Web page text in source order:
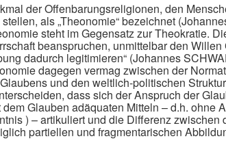
der Offenbarungsreligionen, den
als „Theonomie“ bezeichnet
steht im Gegensatz zur Theokratie.
beanspruchen, unmittelbar den
dadurch legitimieren“ (Johannes
dagegen vermag zwischen der
und den weltlich-politischen
dass sich der Anspruch der
Glauben adäquaten Mitteln – d.h. ohne
) – artikuliert und die Differenz zwischen
partiellen und fragmentarischen